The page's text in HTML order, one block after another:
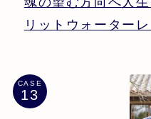
リットウォーター
CASE